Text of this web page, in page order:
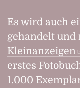
Es wird auch
gehandelt und
Kleinanzeigen
erstes
1.000